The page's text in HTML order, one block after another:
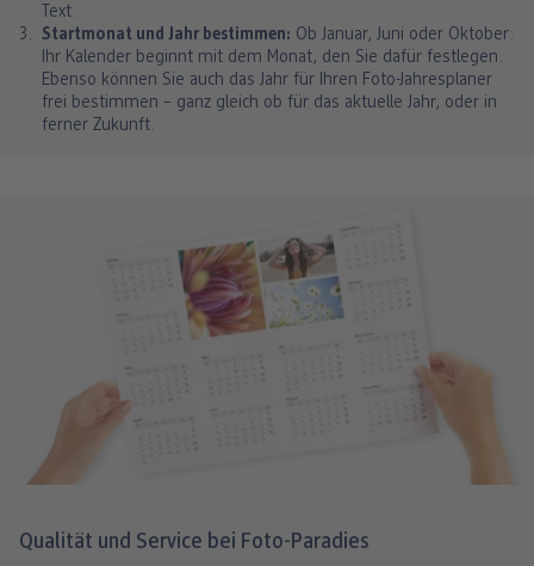
Text.
Startmonat und Jahr bestimmen: Ob Januar, Juni oder Oktober:
Ihr Kalender beginnt mit dem Monat, den Sie dafür festlegen.
Ebenso können Sie auch das Jahr für Ihren Foto-Jahresplaner
frei bestimmen – ganz gleich ob für das aktuelle Jahr, oder in
ferner Zukunft​.
Qualität und Service bei Foto-Paradies